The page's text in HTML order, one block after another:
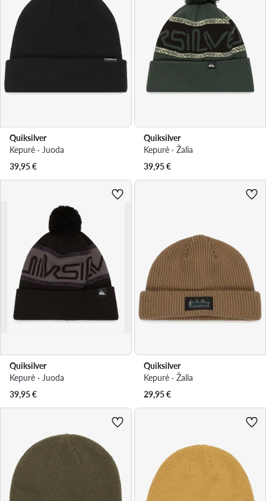
Quiksilver
Kepurė · Juoda
39,95€
Quiksilver
Kepurė · Žalia
39,95€
Quiksilver
Kepurė · Juoda
39,95€
Quiksilver
Kepurė · Žalia
29,95€